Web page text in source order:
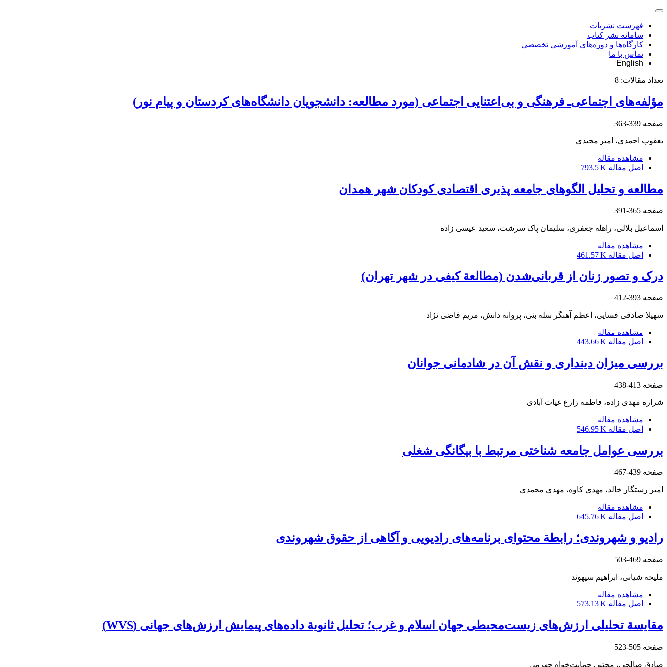
فهرست نشریات
سامانه نشر کتاب
کارگاه‌ها و دوره‌های آموزشی تخصصی
تماس با ما
English
تعداد مقالات: 8
مؤلفه‌های اجتماعی‌ـ فرهنگی و بی‌اعتنایی اجتماعی (مورد مطالعه: دانشجویان دانشگاه‌های کردستان و پیام نور)
صفحه 339-363
یعقوب احمدی، امیر مجیدی
مشاهده مقاله
اصل مقاله 793.5 K
مطالعه و تحلیل الگوهای جامعه ‏پذیری اقتصادی کودکان شهر همدان
صفحه 365-391
اسماعیل بلالی، راهله جعفری، سلیمان پاک سرشت، سعید عیسی زاده
مشاهده مقاله
اصل مقاله 461.57 K
درک و تصور زنان از قربانی‌شدن (مطالعة کیفی در شهر تهران)
صفحه 393-412
سهیلا صادقی فسایی، اعظم آهنگر سله بنی، پروانه دانش، مریم قاضی نژاد
مشاهده مقاله
اصل مقاله 443.66 K
بررسی میزان دینداری و نقش آن در شادمانی جوانان
صفحه 413-438
شراره مهدی زاده، فاطمه زارع غیاث آبادی
مشاهده مقاله
اصل مقاله 546.95 K
بررسی عوامل جامعه‏ شناختی مرتبط با بیگانگی شغلی
صفحه 439-467
امیر رستگار خالد، مهدی کاوه، مهدی محمدی
مشاهده مقاله
اصل مقاله 645.76 K
رادیو و شهروندی؛ رابطة محتوای برنامه‌های رادیویی و آگاهی از حقوق شهروندی
صفحه 469-503
ملیحه شیانی، ابراهیم سپهوند
مشاهده مقاله
اصل مقاله 573.13 K
مقایسة تحلیلی ارزش‌های زیست‌محیطی جهان اسلام و غرب؛ تحلیل ثانویة داده‌های پیمایش ارزش‌های جهانی (WVS)
صفحه 505-523
صادق صالحی، مجتبی حمایت‌خواه جهرمی